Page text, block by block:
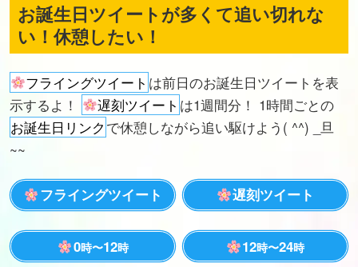
お誕生日ツイートが多くて追い切れな
い！休憩したい！
フライングツイート は前日のお誕生日ツイートを表
示するよ！
遅刻ツイート は1週間分！ 1時間ごとの
お誕生日リンク で休憩しながら追い駆けよう( ^^) _旦
~~
フライングツイート 遅刻ツイート
0時〜12時 12時〜24時